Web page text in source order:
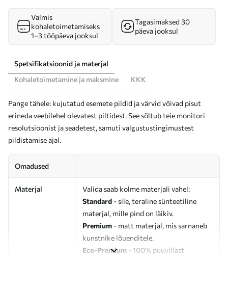
Valmis
kohaletoimetamiseks
1–3 tööpäeva jooksul
Tagasimaksed 30
päeva jooksul
Spetsifikatsioonid ja materjal
Kohaletoimetamine ja maksmine
KKK
Pange tähele: kujutatud esemete pildid ja värvid võivad pisut
erineda veebilehel olevatest piltidest. See sõltub teie monitori
resolutsioonist ja seadetest, samuti valgustustingimustest
pildistamise ajal.
Omadused
Materjal
Valida saab kolme materjali vahel:
Standard - sile, teraline sünteetiline
materjal, mille pind on läikiv.
Premium - matt materjal, mis sarnaneb
kunstnike lõuenditele.
Eco-Premium - 100% puuvillast